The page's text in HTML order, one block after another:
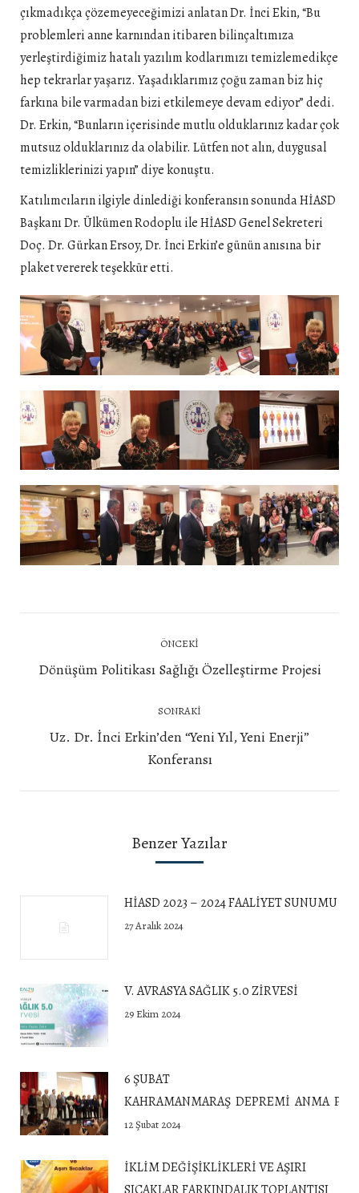
çıkmadıkça çözemeyeceğimizi anlatan Dr. İnci Ekin, “Bu
problemleri anne karnından itibaren bilinçaltımıza
yerleştirdiğimiz hatalı yazılım kodlarımızı temizlemedikçe
hep tekrarlar yaşarız. Yaşadıklarımız çoğu zaman biz hiç
farkına bile varmadan bizi etkilemeye devam ediyor” dedi.
Dr. Erkin, “Bunların içerisinde mutlu olduklarınız kadar çok
mutsuz olduklarınız da olabilir. Lütfen not alın, duygusal
temizliklerinizi yapın” diye konuştu.
Katılımcıların ilgiyle dinlediği konferansın sonunda HİASD
Başkanı Dr. Ülkümen Rodoplu ile HİASD Genel Sekreteri
Doç. Dr. Gürkan Ersoy, Dr. İnci Erkin’e günün anısına bir
plaket vererek teşekkür etti.
ÖNCEKI
Önceki
Dönüşüm Politikası Sağlığı Özelleştirme Projesi
SONRAKI
Next
post:
Uz. Dr. İnci Erkin’den “Yeni Yıl, Yeni Enerji”
Konferansı
Benzer Yazılar
HİASD 2023 – 2024 FAALİYET SUNUMU
27 Aralık 2024
V. AVRASYA SAĞLIK 5.0 ZİRVESİ
29 Ekim 2024
6 ŞUBAT
KAHRAMANMARAŞ DEPREMİ ANMA
12 Şubat 2024
İKLİM DEĞİŞİKLİKLERİ VE AŞIRI
SICAKLAR FARKINDALIK TOPLANTISI